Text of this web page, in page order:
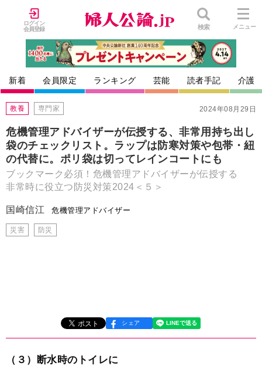
ログイン
会員登録
検索 メニュー
新着 会員限定 ランキング 芸能 読者手記 介護
2024年08月29日
教養 専門家
危機管理アドバイザーが伝授する、非常用持ち出し
袋のチェックリスト。ラップは防寒対策や包帯・紐
の代替に。ポリ袋は切ってレインコートにも
ブックマーク必須！危機管理アドバイザーが伝授する
非常時に役立つ防災対策2024＜５＞
国崎信江 危機管理アドバイザー
災害 防災
シェア
（３）断水時のトイレに